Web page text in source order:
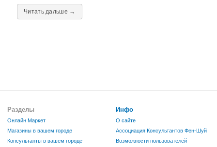
Читать дальше →
Разделы
Онлайн Маркет
Магазины в вашем городе
Консультанты в вашем городе
Инфо
О сайте
Ассоциация Консультантов Фен-Шуй
Возможности пользователей